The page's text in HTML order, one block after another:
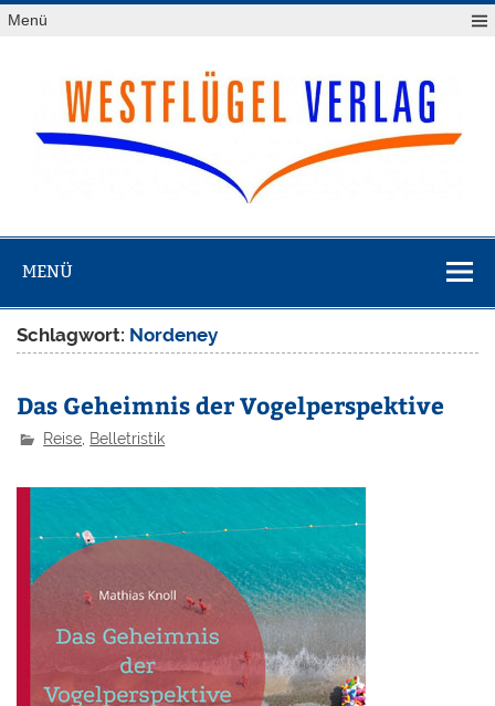
Zum
Inhalt
Menü
Verlag
MENÜ
Schlagwort: Nordeney
Das Geheimnis der Vogelperspektive
Reise Belletristik